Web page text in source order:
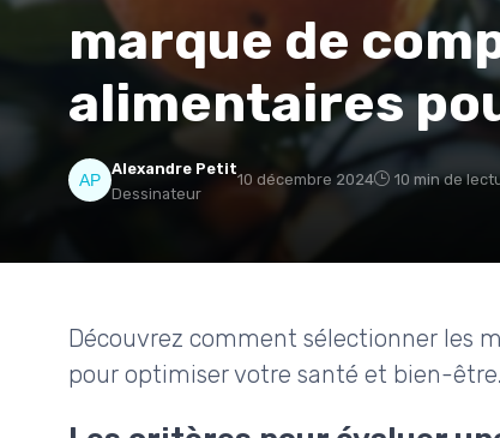
marque de
alimentaires
Alexandre Petit
Dessinateur
10 décembre 2024 10 min de
Découvrez comment sélectionner les
pour optimiser votre santé et bien-être.